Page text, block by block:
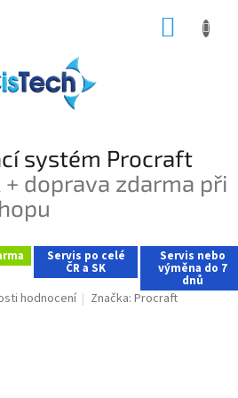
systém Procraft
+ doprava zdarma při
Servis po celé
ČR a SK
Servis nebo
výměna do 7
dnů
hodnocení Značka:Procraft